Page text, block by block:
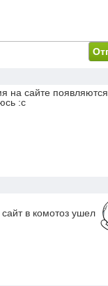
на сайте
:c
сайт в комотоз ушел